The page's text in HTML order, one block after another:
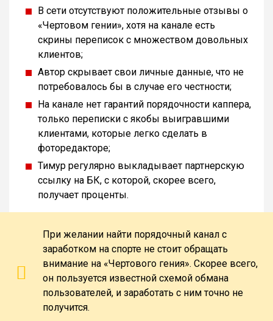
В сети отсутствуют положительные отзывы о
«Чертовом гении», хотя на канале есть
скрины переписок с множеством довольных
клиентов;
Автор скрывает свои личные данные, что не
потребовалось бы в случае его честности;
На канале нет гарантий порядочности каппера,
только переписки с якобы выигравшими
клиентами, которые легко сделать в
фоторедакторе;
Тимур регулярно выкладывает партнерскую
ссылку на БК, с которой, скорее всего,
получает проценты.
При желании найти порядочный канал с
заработком на спорте не стоит обращать
внимание на «Чертового гения». Скорее всего,
он пользуется известной схемой обмана
пользователей, и заработать с ним точно не
получится.